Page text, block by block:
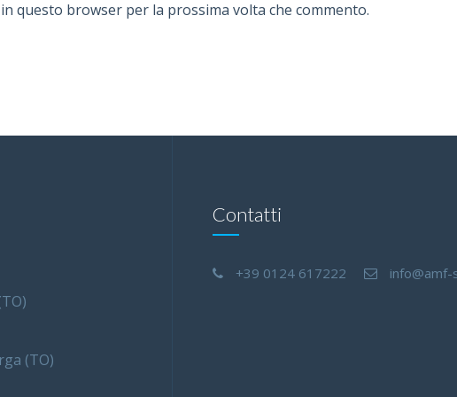
questo browser per la prossima volta che commento.
(TO)
Contatti
+39 0124 617222 info@amf-